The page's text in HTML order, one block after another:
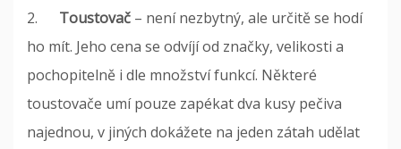
2. Toustovač – není nezbytný, ale určitě se hodí
ho mít. Jeho cena se odvíjí od značky, velikosti a
pochopitelně i dle množství funkcí. Některé
toustovače umí pouze zapékat dva kusy pečiva
najednou, v jiných dokážete na jeden zátah udělat